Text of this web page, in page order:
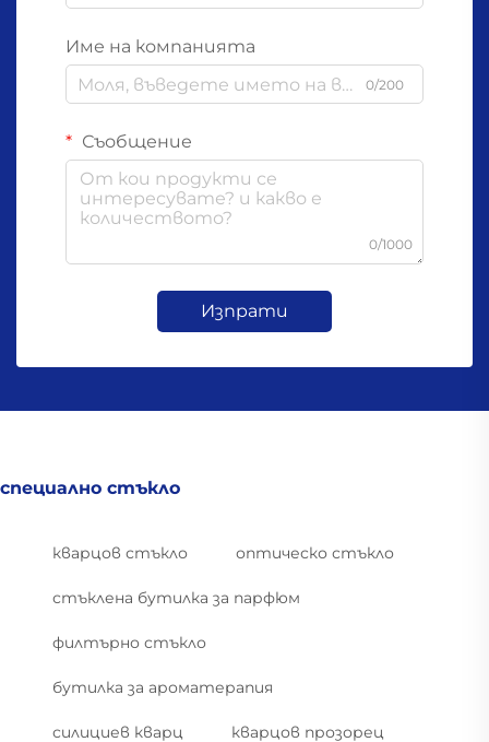
Име на компанията
0/200
Съобщение
0/1000
Изпрати
специално стъкло
кварцов стъкло оптическо стъкло
стъклена бутилка за парфюм
филтърно стъкло
бутилка за ароматерапия
силициев кварц кварцов прозорец